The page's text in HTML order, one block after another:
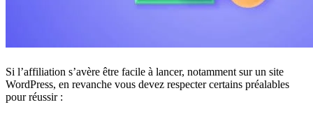
Si l’affiliation s’avère être facile à lancer, notamment sur un site
WordPress, en revanche vous devez respecter certains préalables
pour réussir :